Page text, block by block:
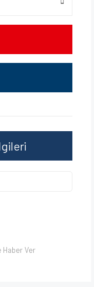
Haber Ver